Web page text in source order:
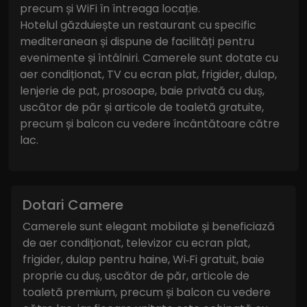
precum și WiFi în întreaga locație.
Hotelul găzduiește un restaurant cu specific
mediteranean și dispune de facilități pentru
evenimente și întâlniri. Camerele sunt dotate cu
aer condiționat, TV cu ecran plat, frigider, dulap,
lenjerie de pat, prosoape, baie privată cu duș,
uscător de păr și articole de toaletă gratuite,
precum și balcon cu vedere încântătoare către
lac.
Dotari Camere
Camerele sunt elegant mobilate și beneficiază
de aer condiționat, televizor cu ecran plat,
frigider, dulap pentru haine, Wi‑Fi gratuit, baie
proprie cu duș, uscător de păr, articole de
toaletă premium, precum și balcon cu vedere